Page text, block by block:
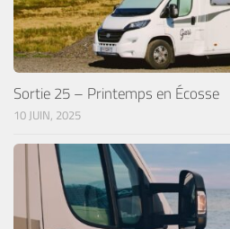
Sortie 25 – Printemps en Écosse
10 JUIN, 2025